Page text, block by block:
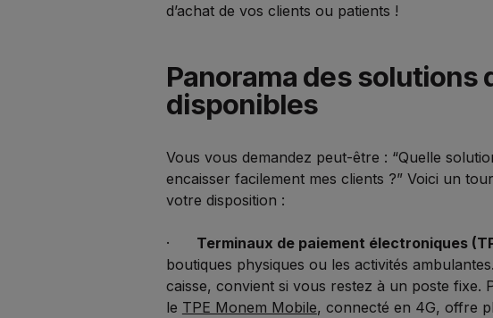
d’achat de vos clients ou patients !
Panorama des solutions
disponibles
Vous vous demandez peut-être : “Quelle
encaisser facilement mes clients ?” Voici un
votre disposition :
· Terminaux de paiement électroniques
boutiques physiques ou les activités
caisse, convient si vous restez à un poste fixe.
le TPE Monem Mobile, connecté en 4G, offre